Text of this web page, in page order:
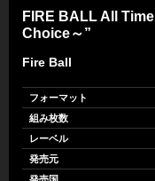
FIRE BALL All
Choice～”
Fire Ball
フォーマット
組み枚数
レーベル
発売元